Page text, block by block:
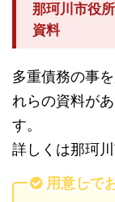
那珂川市役
資料
多重債務の事
れらの資料が
す。
詳しくは那珂
用意して